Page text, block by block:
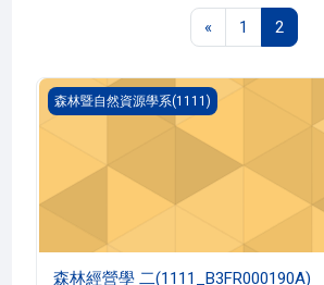
«上一頁
1 第 1 頁
2第 2 頁
森林經營學 二(1111_B3FR000190A)
森林暨自然資源學系(1111)
森林經營學 二(1111_B3FR000190A)